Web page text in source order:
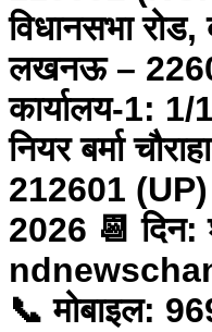
विधानसभा रोड,
लखनऊ –
कार्यालय-1: 1/1
नियर बर्मा
212601
2026 📆
📞 मोबाइल: